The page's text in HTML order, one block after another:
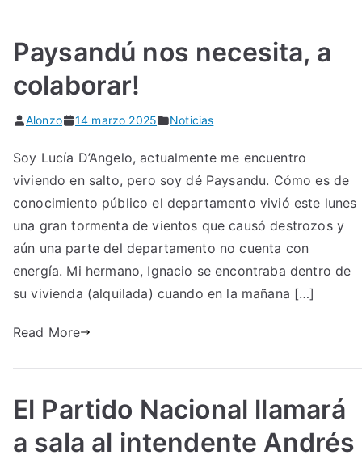
Paysandú nos necesita, a
colaborar!
Alonzo 14 marzo 2025 Noticias
Soy Lucía D’Angelo, actualmente me encuentro
viviendo en salto, pero soy dé Paysandu. Cómo es de
conocimiento público el departamento vivió este lunes
una gran tormenta de vientos que causó destrozos y
aún una parte del departamento no cuenta con
energía. Mi hermano, Ignacio se encontraba dentro de
su vivienda (alquilada) cuando en la mañana […]
Read More
El Partido Nacional llamará
a sala al intendente Andrés